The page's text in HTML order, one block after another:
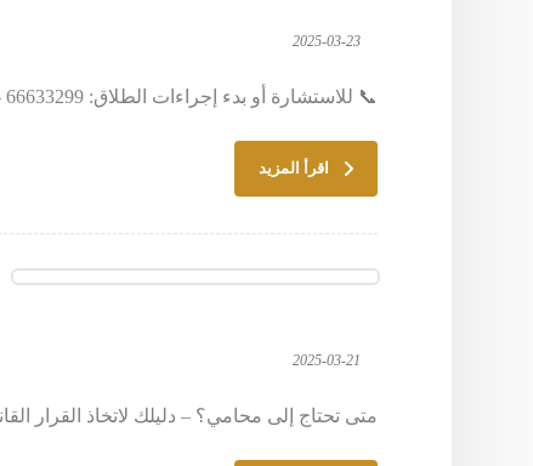
2025-03-23
📞 للاستشارة أو بدء إجراءات الطلاق: 66633299 – المحامي خالد الزوير ⚖️ محامي طلاق وحضانة ونفقة – معتمد في محاكم الكويت ...
اقرأ المزيد
2025-03-21
متى تحتاج إلى محامي؟ – دليلك لاتخاذ القرار القانوني الصحيح 📞 للتواصل المباشر: 66633299 ⚖️